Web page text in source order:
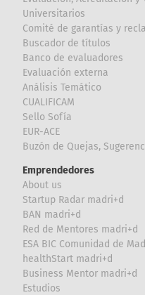
Universitarios
Comité de garantías y
Buscador de títulos
Banco de evaluadores
Evaluación externa
Análisis Temático
CUALIFICAM
Sello Sofía
EUR-ACE
Buzón de Quejas,
Emprendedores
About us
Startup Radar madri+d
BAN madri+d
Red de Mentores madri+d
ESA BIC Comunidad de
healthStart madri+d
Business Mentor madri+d
Estudios